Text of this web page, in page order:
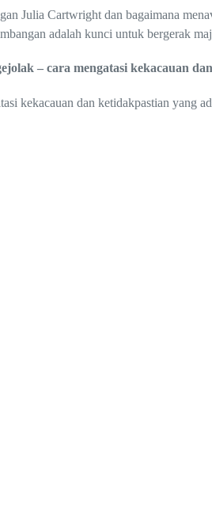
Julia Cartwright dan bagaimana
adalah kunci untuk bergerak
– cara mengatasi kekacauan
kekacauan dan ketidakpastian yang